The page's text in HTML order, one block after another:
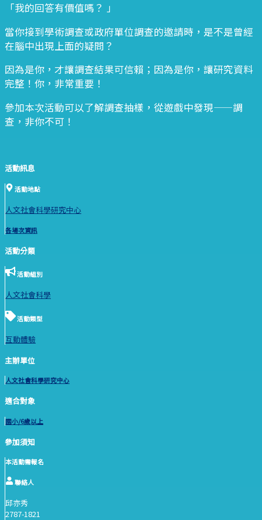
「我的回答有價值嗎？ 」
當你接到學術調查或政府單位調查的邀請時，是不是曾經
在腦中出現上面的疑問？
因為是你，才讓調查結果可信賴；因為是你，讓研究資料
完整！你，非常重要！
參加本次活動可以了解調查抽樣，從遊戲中發現——調
查，非你不可！
活動訊息
活動地點
人文社會科學研究中心
各場次資訊
活動分類
活動組別
人文社會科學
活動類型
互動體驗
主辦單位
人文社會科學研究中心
適合對象
國小/6歲以上
參加須知
本活動需報名
聯絡人
邱亦秀
2787-1821